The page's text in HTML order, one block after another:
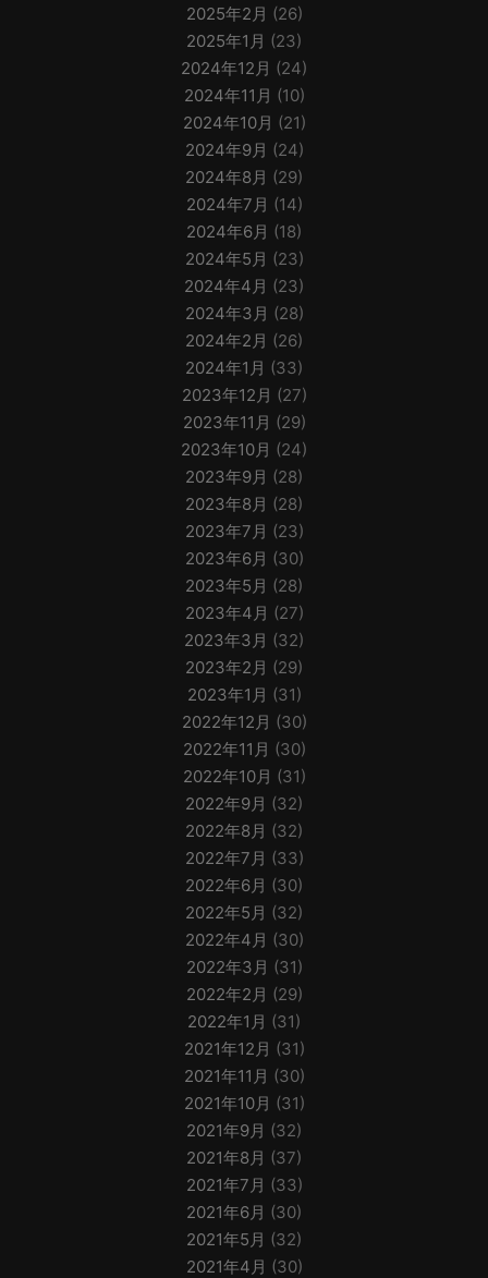
2025年2月 (26)
2025年1月 (23)
2024年12月 (24)
2024年11月 (10)
2024年10月 (21)
2024年9月 (24)
2024年8月 (29)
2024年7月 (14)
2024年6月 (18)
2024年5月 (23)
2024年4月 (23)
2024年3月 (28)
2024年2月 (26)
2024年1月 (33)
2023年12月 (27)
2023年11月 (29)
2023年10月 (24)
2023年9月 (28)
2023年8月 (28)
2023年7月 (23)
2023年6月 (30)
2023年5月 (28)
2023年4月 (27)
2023年3月 (32)
2023年2月 (29)
2023年1月 (31)
2022年12月 (30)
2022年11月 (30)
2022年10月 (31)
2022年9月 (32)
2022年8月 (32)
2022年7月 (33)
2022年6月 (30)
2022年5月 (32)
2022年4月 (30)
2022年3月 (31)
2022年2月 (29)
2022年1月 (31)
2021年12月 (31)
2021年11月 (30)
2021年10月 (31)
2021年9月 (32)
2021年8月 (37)
2021年7月 (33)
2021年6月 (30)
2021年5月 (32)
2021年4月 (30)